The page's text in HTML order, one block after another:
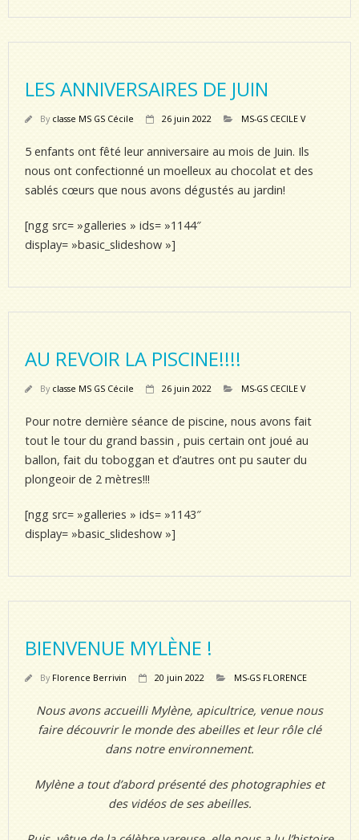
LES ANNIVERSAIRES DE JUIN
By classe MS GS Cécile 26 juin 2022 MS-GS CECILE V
5 enfants ont fêté leur anniversaire au mois de Juin. Ils
nous ont confectionné un moelleux au chocolat et des
sablés cœurs que nous avons dégustés au jardin!
[ngg src= »galleries » ids= »1144″
display= »basic_slideshow »]
AU REVOIR LA PISCINE!!!!
By classe MS GS Cécile 26 juin 2022 MS-GS CECILE V
Pour notre dernière séance de piscine, nous avons fait
tout le tour du grand bassin , puis certain ont joué au
ballon, fait du toboggan et d’autres ont pu sauter du
plongeoir de 2 mètres!!!
[ngg src= »galleries » ids= »1143″
display= »basic_slideshow »]
BIENVENUE MYLÈNE !
By Florence Berrivin 20 juin 2022 MS-GS FLORENCE
Nous avons accueilli Mylène, apicultrice, venue nous
faire découvrir le monde des abeilles et leur rôle clé
dans notre environnement.
Mylène a tout d’abord présenté des photographies et
des vidéos de ses abeilles.